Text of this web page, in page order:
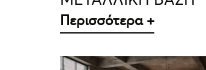
Περισσότερα +